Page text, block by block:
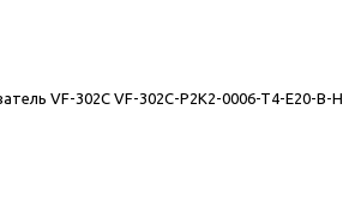
VF-302С VF-302C-P2K2-0006-T4-E20-B-H